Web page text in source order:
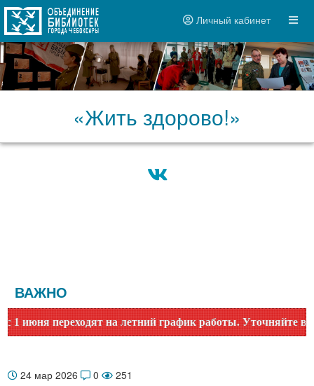
Личный кабинет
«Жить здорово!»
ВАЖНО
переходят на летний график работы. Уточняйте время
24 мар 2026 0 251